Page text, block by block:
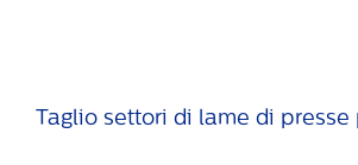
Taglio settori di lame di presse